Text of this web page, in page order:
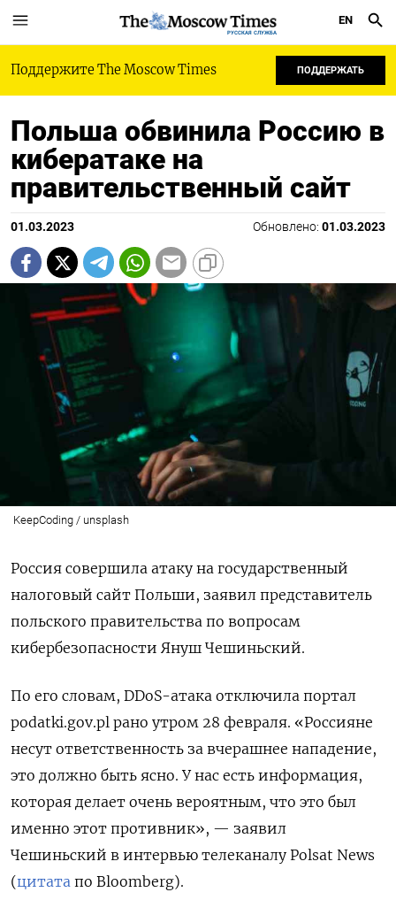
РУССКАЯ СЛУЖБА
EN
Поддержите The Moscow Times ПОДДЕРЖАТЬ
Польша обвинила Россию в
кибератаке на
правительственный сайт
01.03.2023 Обновлено: 01.03.2023
KeepCoding / unsplash
Россия совершила атаку на государственный
налоговый сайт Польши, заявил представитель
польского правительства по вопросам
кибербезопасности Януш Чешиньский.
По его словам, DDoS-атака отключила портал
podatki.gov.pl рано утром 28 февраля. «Россияне
несут ответственность за вчерашнее нападение,
это должно быть ясно. У нас есть информация,
которая делает очень вероятным, что это был
именно этот противник», — заявил
Чешиньский в интервью телеканалу Polsat News
(цитата по Bloomberg).